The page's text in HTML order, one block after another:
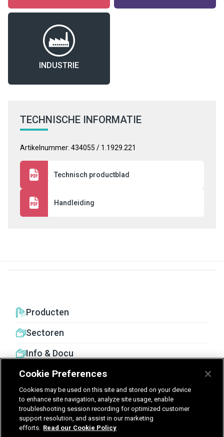
INDUSTRIE
TECHNISCHE INFORMATIE
Artikelnummer: 434055 / 1.1929.221
Technisch productblad
Handleiding
Producten
Sectoren
Info & Docu
United Kingdom Germany Nederland
België - Nederlands
Cookie Preferences
Cookies may be used on this site and stored on your device
to enhance site navigation, analyze site usage, enable
troubleshooting session recording for optimized customer
support resolution, and assist in our marketing
efforts. Read our Cookie Policy